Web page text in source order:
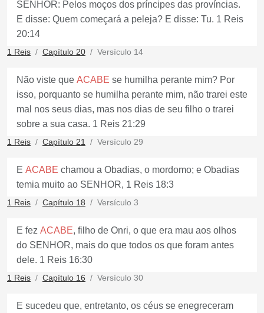
SENHOR: Pelos moços dos príncipes das províncias.
E disse: Quem começará a peleja? E disse: Tu. 1 Reis
20:14
1 Reis Capítulo 20 Versículo 14
Não viste que ACABE se humilha perante mim? Por
isso, porquanto se humilha perante mim, não trarei este
mal nos seus dias, mas nos dias de seu filho o trarei
sobre a sua casa. 1 Reis 21:29
1 Reis Capítulo 21 Versículo 29
E ACABE chamou a Obadias, o mordomo; e Obadias
temia muito ao SENHOR, 1 Reis 18:3
1 Reis Capítulo 18 Versículo 3
E fez ACABE, filho de Onri, o que era mau aos olhos
do SENHOR, mais do que todos os que foram antes
dele. 1 Reis 16:30
1 Reis Capítulo 16 Versículo 30
E sucedeu que, entretanto, os céus se enegreceram